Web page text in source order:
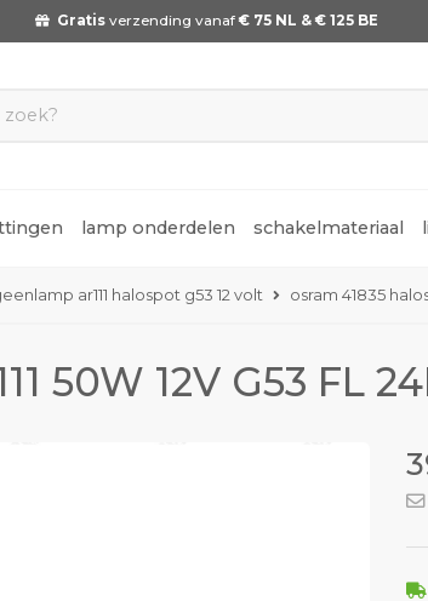
Gratis verzending vanaf € 75 NL & € 125 BE
lamp onderdelen schakelmateriaal
ar111 halospot g53 12 volt osram 41835
50W 12V G53 FL